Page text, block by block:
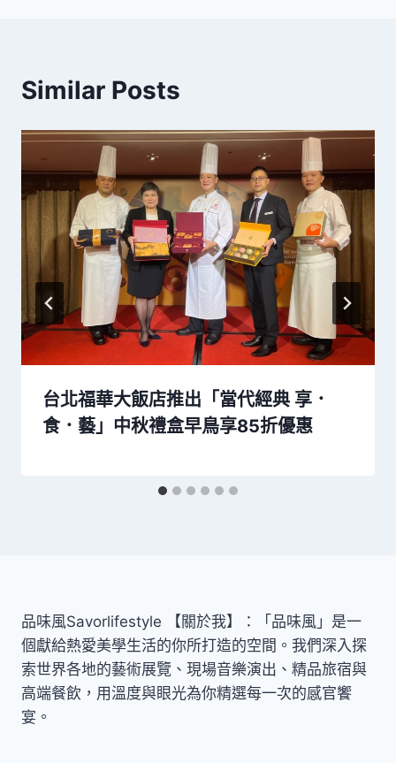
Similar Posts
台北福華大飯店推出「當代經典 享．
食．藝」中秋禮盒早鳥享85折優惠
品味風Savorlifestyle 【關於我】：「品味風」是一
個獻給熱愛美學生活的你所打造的空間。我們深入探
索世界各地的藝術展覽、現場音樂演出、精品旅宿與
高端餐飲，用溫度與眼光為你精選每一次的感官饗
宴。